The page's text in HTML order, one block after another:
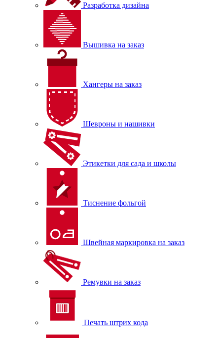
Разработка дизайна
Вышивка на заказ
Хангеры на заказ
Шевроны и нашивки
Этикетки для сада и школы
Тиснение фольгой
Швейная маркировка на заказ
Ремувки на заказ
Печать штрих кода